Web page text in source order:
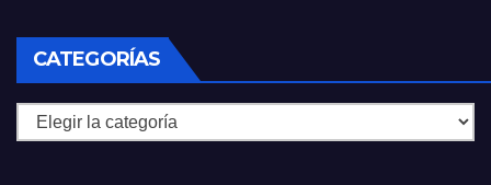
CATEGORÍAS
Categorías